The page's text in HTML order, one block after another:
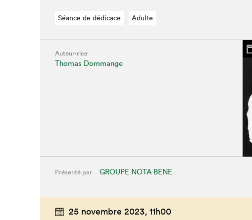
Séance de dédicace Adulte
Auteur·rice
Thomas Dommange
Présenté par GROUPE NOTA BENE
25 novembre 2023, 11h00